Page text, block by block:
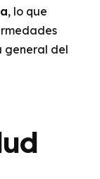
, lo que
general del